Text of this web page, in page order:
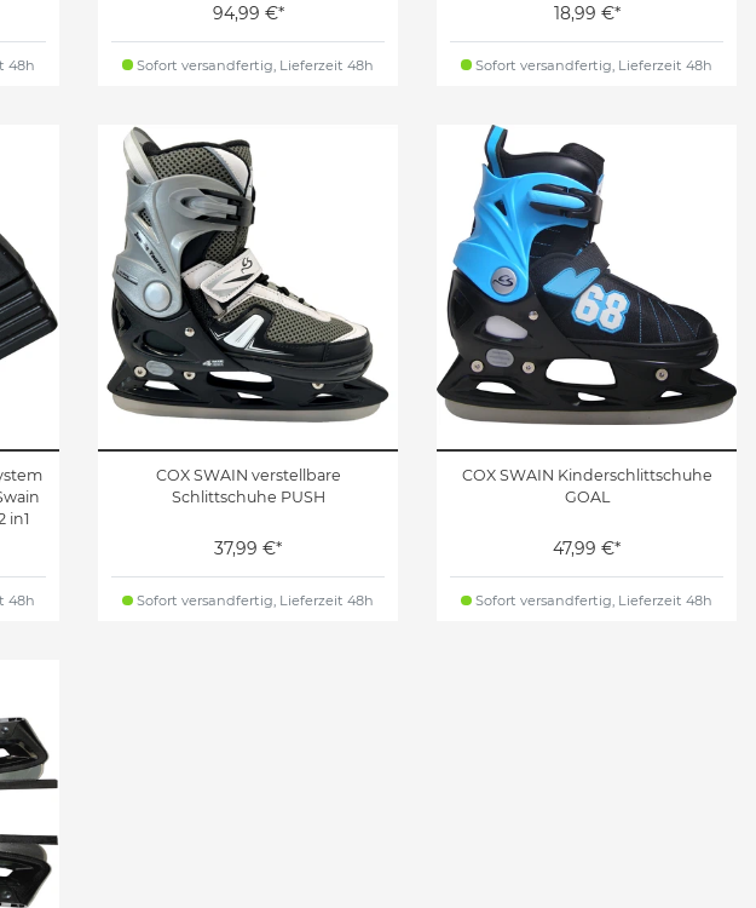
48h
94,99 €*
Sofort versandfertig, Lieferzeit 48h
18,99 €*
Sofort versandfertig, Lieferzeit 48h
in1
48h
COX SWAIN verstellbare
Schlittschuhe PUSH
37,99 €*
Sofort versandfertig, Lieferzeit 48h
COX SWAIN Kinderschlittschuhe
GOAL
47,99 €*
Sofort versandfertig, Lieferzeit 48h